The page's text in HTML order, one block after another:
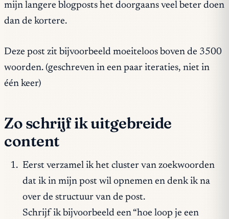
mijn langere blogposts het doorgaans veel beter doen
dan de kortere.
Deze post zit bijvoorbeeld moeiteloos boven de 3500
woorden. (geschreven in een paar iteraties, niet in
één keer)
Zo schrijf ik uitgebreide
content
Eerst verzamel ik het cluster van zoekwoorden
dat ik in mijn post wil opnemen en denk ik na
over de structuur van de post.
Schrijf ik bijvoorbeeld een “hoe loop je een